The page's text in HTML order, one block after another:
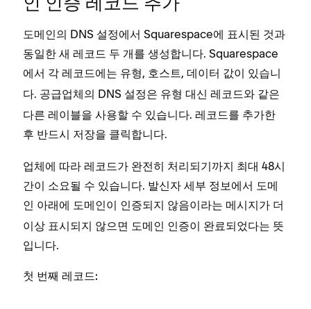
인 인증 레코드 추가
도메인의 DNS 설정에서 Squarespace에 표시된 것과
동일한 새 레코드 두 개를 생성합니다. Squarespace
에서 각 레코드에는 유형, 호스트, 데이터 값이 있습니
다. 공급업체의 DNS 설정은 유형 대신 레코드와 같은
다른 레이블을 사용할 수 있습니다. 레코드를 추가한
후 반드시 저장을 클릭합니다.
업체에 따라 레코드가 완전히 처리되기까지 최대 48시
간이 소요될 수 있습니다. 발신자 세부 정보에서 도메
인 아래에 도메인이 인증되지 않음이라는 메시지가 더
이상 표시되지 않으면 도메인 인증이 완료되었다는 뜻
입니다.
첫 번째 레코드: